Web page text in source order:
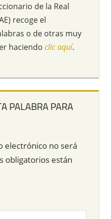
de la Real
recoge el
o de otras muy
haciendo clic aquí.
PALABRA PARA
electrónico no será
obligatorios están